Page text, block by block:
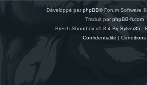
Développé parphpBB® Forum Software
Traduit par phpBB-fr.com
Breizh Shoutbox v1.8.4 By Sylver35 -
Confidentialité | Conditions